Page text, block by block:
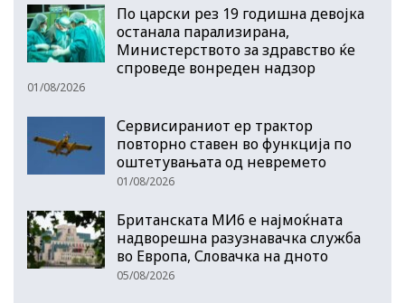
По царски рез 19 годишна девојка
останала парализирана,
Министерството за здравство ќе
спроведе вонреден надзор
01/08/2026
Сервисираниот ер трактор
повторно ставен во функција по
оштетувањата од невремето
01/08/2026
Британската МИ6 е најмоќната
надворешна разузнавачка служба
во Европа, Словачка на дното
05/08/2026